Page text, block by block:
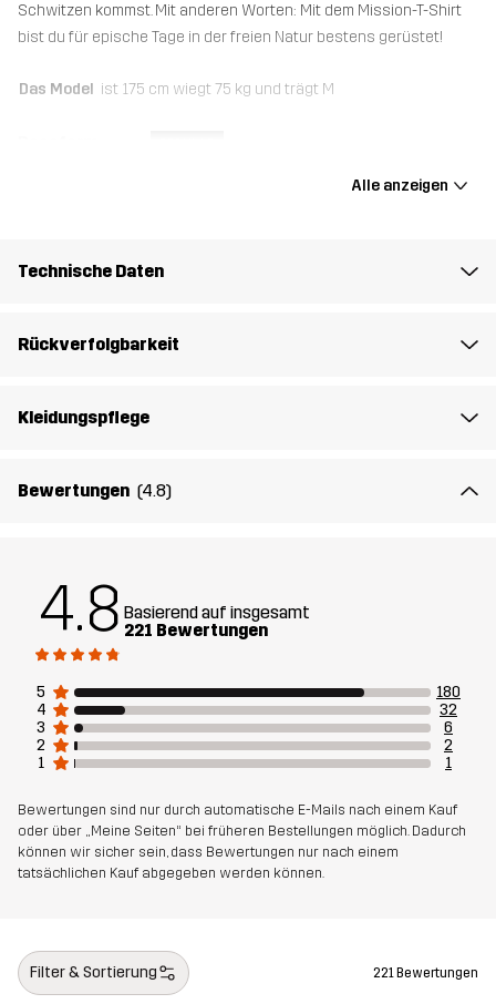
Schwitzen kommst. Mit anderen Worten: Mit dem Mission-T-Shirt
bist du für epische Tage in der freien Natur bestens gerüstet!
Das Model ist 175 cm wiegt 75 kg und trägt M
Gewicht 122g in Größe Medium
Alle anzeigen
Technische Daten
Rückverfolgbarkeit
Kleidungspflege
Bewertungen (4.8)
4.8 Basierend auf insgesamt
221 Bewertungen
5
180
4
32
3
6
2
2
1
1
Bewertungen sind nur durch automatische E-Mails nach einem Kauf
oder über „Meine Seiten“ bei früheren Bestellungen möglich. Dadurch
können wir sicher sein, dass Bewertungen nur nach einem
tatsächlichen Kauf abgegeben werden können.
Filter & Sortierung 221 Bewertungen